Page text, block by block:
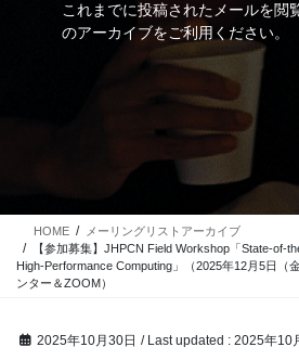
これまでに投稿されたメールを閲
のアーカイブをご利用ください。
HOME
メーリングリストアーカイブ
【参加募集】JHPCN Field Workshop「State-of-
High-Performance Computing」（2025年12月5日（
ンター＆ZOOM）
2025年10月30日 / Last updated : 2025年10